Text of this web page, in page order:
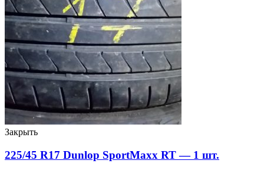
Закрыть
225/45 R17 Dunlop SportMaxx RT — 1 шт.